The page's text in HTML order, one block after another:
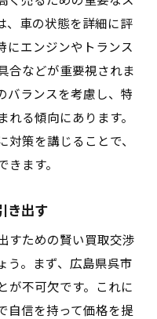
、車の状態を詳細に評
にエンジンやトランス
合などが重要視されま
バランスを考慮し、特
る傾向にあります。
対策を講じることで、
ます。
き出す
すための賢い買取交渉
う。まず、広島県呉市
が不可欠です。これに
自信を持って価格を提